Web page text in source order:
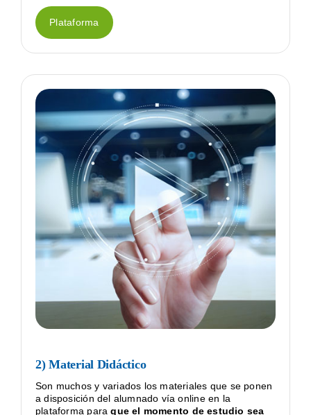
Plataforma
2) Material Didáctico
Son muchos y variados los materiales que se ponen
a disposición del alumnado vía online en la
plataforma paraque el momento de estudio sea